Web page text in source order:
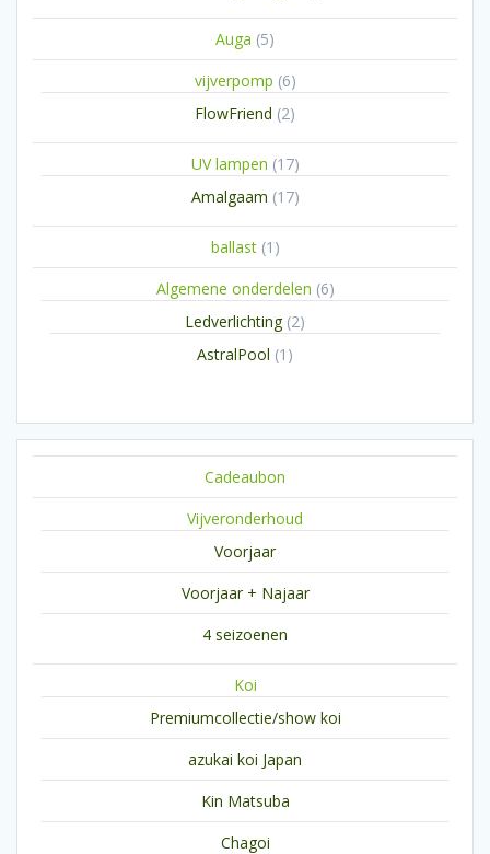
Auga 55
producten
vijverpomp 66
FlowFriend 22
UV lampen 1717
Amalgaam 1717
ballast 1 1
product
Algemene onderdelen 66
Ledverlichting 22
AstralPool 1 1
Cadeaubon
Vijveronderhoud
Voorjaar
Voorjaar + Najaar
4 seizoenen
Koi
Premiumcollectie/show koi
azukai koi Japan
Kin Matsuba
Chagoi